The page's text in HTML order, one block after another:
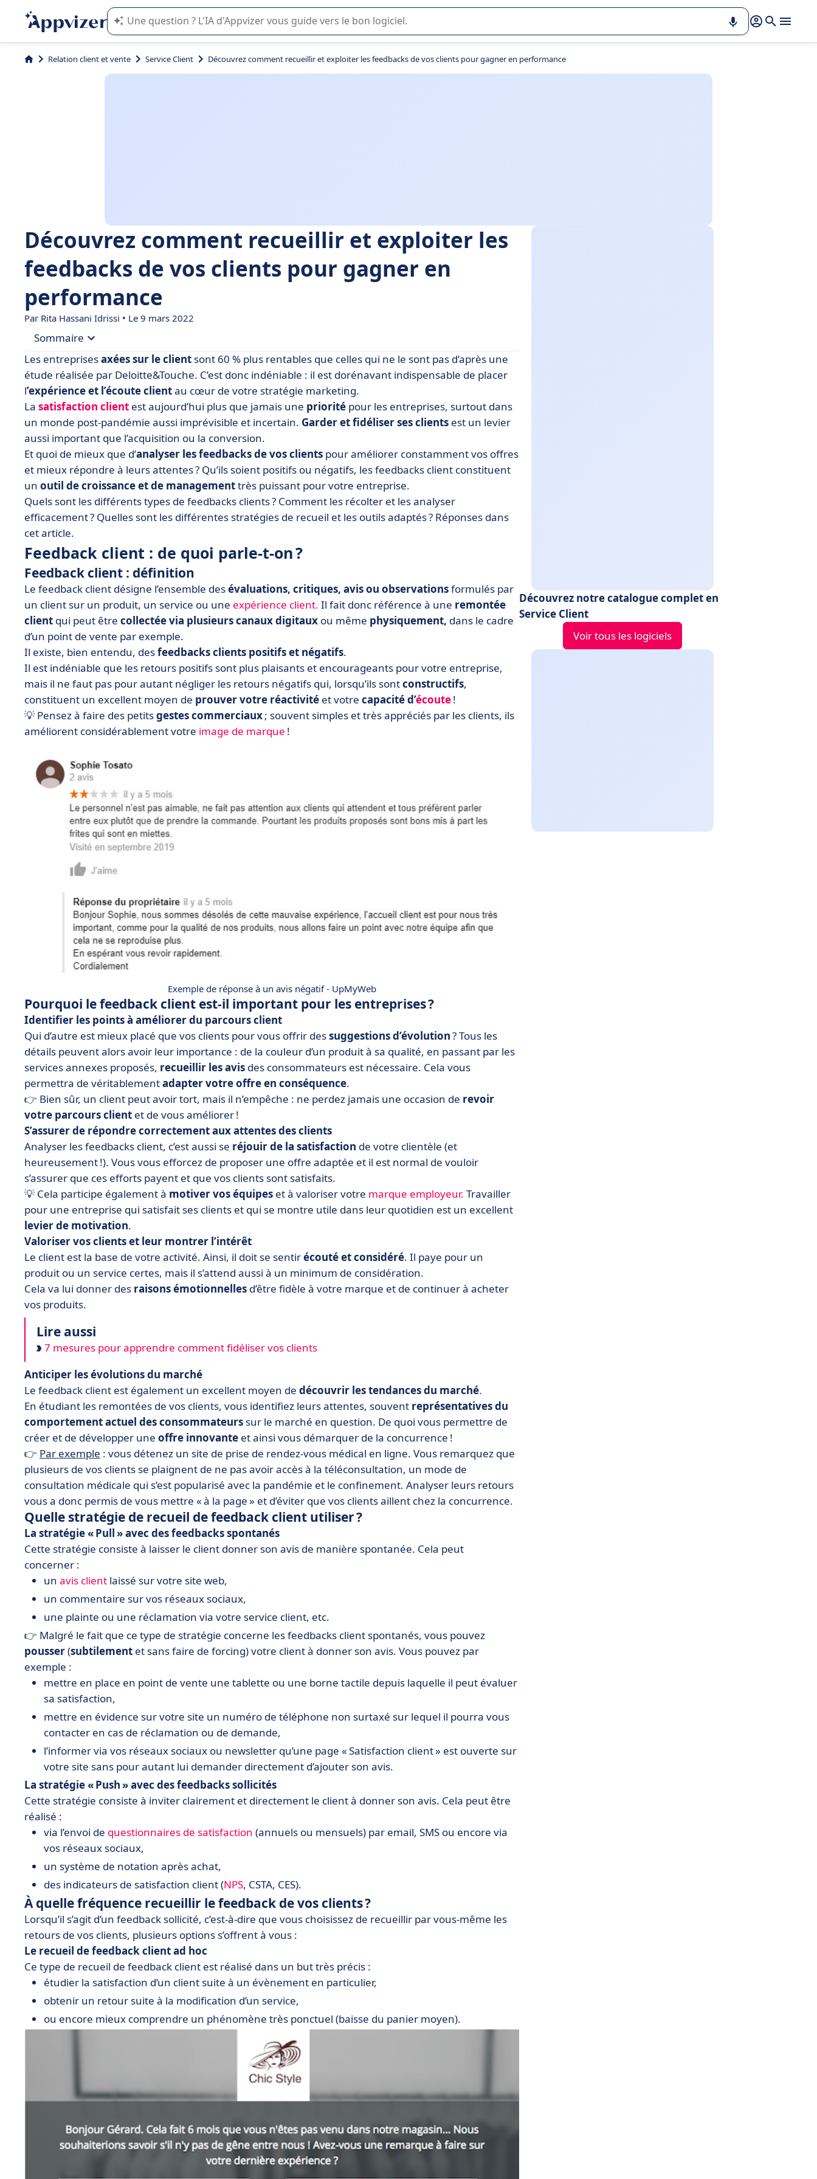
L'IA de Appvizer vous guide dans l'utilisation ou la sélection de logiciel SaaS en entreprise.
Relation client et vente Service Client Découvrez comment recueillir et exploiter les feedbacks de vos clients pour gagner en performance
Découvrez comment recueillir et exploiter les
feedbacks de vos clients pour gagner en
performance
Par Rita Hassani Idrissi • Le 9 mars 2022
Sommaire
• Feedback client : de quoi parle-t-on ?
• Comment récolter les feedbacks de ses clients ?
• 3 outils de feedback client efficaces pour votre entreprise
• On résume
Les entreprisesaxées sur le client sont 60 % plus rentables que celles qui ne le sont pas d’après une
étude réalisée par Deloitte&Touche. C’est donc indéniable : il est dorénavant indispensable de placer
l’expérience et l’écoute clientau cœur de votre stratégie marketing.
La satisfaction client est aujourd’hui plus que jamais une priorité pour les entreprises, surtout dans
un monde post-pandémie aussi imprévisible et incertain. Garder et fidéliser ses clients est un levier
aussi important que l’acquisition ou la conversion.
Et quoi de mieux que d’analyser les feedbacks de vos clients pour améliorer constamment vos offres
et mieux répondre à leurs attentes ? Qu’ils soient positifs ou négatifs, les feedbacks client constituent
un outil de croissance et de managementtrès puissant pour votre entreprise.
Quels sont les différents types de feedbacks clients ? Comment les récolter et les analyser
efficacement ? Quelles sont les différentes stratégies de recueil et les outils adaptés ? Réponses dans
cet article.
Feedback client : de quoi parle-t-on ?
Feedback client : définition
Le feedback client désigne l’ensemble desévaluations, critiques, avis ou observationsformulés par
un client sur un produit, un service ou une expérience client. Il fait donc référence à une remontée
client qui peut être collectée via plusieurs canaux digitaux ou même physiquement, dans le cadre
d’un point de vente par exemple.
Il existe, bien entendu, desfeedbacks clients positifs et négatifs.
Il est indéniable que les retours positifs sont plus plaisants et encourageants pour votre entreprise,
mais il ne faut pas pour autant négliger les retours négatifs qui, lorsqu’ils sontconstructifs,
constituent un excellent moyen de prouver votre réactivité et votre capacité d’écoute!
💡 Pensez à faire des petitsgestes commerciaux; souvent simples et très appréciés par les clients, ils
améliorent considérablement votre image de marque !
Exemple de réponse à un avis négatif - UpMyWeb
Pourquoi le feedback client est-il important pour les entreprises ?
Identifier les points à améliorer du parcours client
Qui d’autre est mieux placé que vos clients pour vous offrir dessuggestions d’évolution? Tous les
détails peuvent alors avoir leur importance : de la couleur d’un produit à sa qualité, en passant par les
services annexes proposés, recueillir les avis des consommateurs est nécessaire. Cela vous
permettra de véritablementadapter votre offre en conséquence.
👉 Bien sûr, un client peut avoir tort, mais il n’empêche : ne perdez jamais une occasion de revoir
votre parcours client et de vous améliorer !
S’assurer de répondre correctement aux attentes des clients
Analyser les feedbacks client, c’est aussi se réjouir de la satisfaction de votre clientèle (et
heureusement !). Vous vous efforcez de proposer une offre adaptée et il est normal de vouloir
s’assurer que ces efforts payent et que vos clients sont satisfaits.
💡 Cela participe également à motiver vos équipes et à valoriser votre marque employeur. Travailler
pour une entreprise qui satisfait ses clients et qui se montre utile dans leur quotidien est un excellent
levier de motivation.
Valoriser vos clients et leur montrer l’intérêt
Le client est la base de votre activité. Ainsi, il doit se sentirécouté et considéré. Il paye pour un
produit ou un service certes, mais il s’attend aussi à un minimum de considération.
Cela va lui donner des raisons émotionnelles d’être fidèle à votre marque et de continuer à acheter
vos produits.
Lire aussi
7 mesures pour apprendre comment fidéliser vos clients
Anticiper les évolutions du marché
Le feedback client est également un excellent moyen de découvrir les tendances du marché.
En étudiant les remontées de vos clients, vous identifiez leurs attentes, souvent représentatives du
comportement actuel des consommateurs sur le marché en question. De quoi vous permettre de
créer et de développer une offre innovante et ainsi vous démarquer de la concurrence !
👉 Par exemple : vous détenez un site de prise de rendez-vous médical en ligne. Vous remarquez que
plusieurs de vos clients se plaignent de ne pas avoir accès à la téléconsultation, un mode de
consultation médicale qui s’est popularisé avec la pandémie et le confinement. Analyser leurs retours
vous a donc permis de vous mettre « à la page » et d’éviter que vos clients aillent chez la concurrence.
Quelle stratégie de recueil de feedback client utiliser ?
La stratégie « Pull » avec des feedbacks spontanés
Cette stratégie consiste à laisser le client donner son avis de manière spontanée. Cela peut
concerner :
un avis client laissé sur votre site web,
un commentaire sur vos réseaux sociaux,
une plainte ou une réclamation via votre service client, etc.
👉 Malgré le fait que ce type de stratégie concerne les feedbacks client spontanés, vous pouvez
pousser(subtilement et sans faire de forcing) votre client à donner son avis. Vous pouvez par
exemple :
mettre en place en point de vente une tablette ou une borne tactile depuis laquelle il peut évaluer
sa satisfaction,
mettre en évidence sur votre site un numéro de téléphone non surtaxé sur lequel il pourra vous
contacter en cas de réclamation ou de demande,
l’informer via vos réseaux sociaux ou newsletter qu’une page « Satisfaction client » est ouverte sur
votre site sans pour autant lui demander directement d’ajouter son avis.
La stratégie « Push » avec des feedbacks sollicités
Cette stratégie consiste à inviter clairement et directement le client à donner son avis. Cela peut être
réalisé :
via l’envoi de questionnaires de satisfaction (annuels ou mensuels) par email, SMS ou encore via
vos réseaux sociaux,
un système de notation après achat,
des indicateurs de satisfaction client (NPS, CSTA, CES).
À quelle fréquence recueillir le feedback de vos clients ?
Lorsqu’il s’agit d’un feedback sollicité, c’est-à-dire que vous choisissez de recueillir par vous-même les
retours de vos clients, plusieurs options s’offrent à vous :
Le recueil de feedback client ad hoc
Ce type de recueil de feedback client est réalisé dans un but très précis :
étudier la satisfaction d’un client suite à un évènement en particulier,
obtenir un retour suite à la modification d’un service,
ou encore mieux comprendre un phénomène très ponctuel (baisse du panier moyen).
Découvrez notre catalogue complet en
Service Client
Voir tous les logiciels